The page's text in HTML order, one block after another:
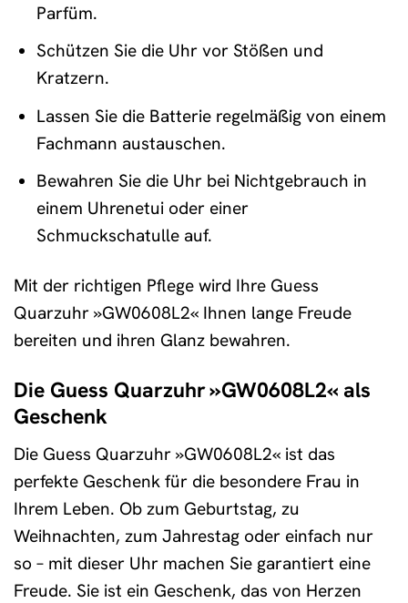
Parfüm.
Schützen Sie die Uhr vor Stößen und
Kratzern.
Lassen Sie die Batterie regelmäßig von einem
Fachmann austauschen.
Bewahren Sie die Uhr bei Nichtgebrauch in
einem Uhrenetui oder einer
Schmuckschatulle auf.
Mit der richtigen Pflege wird Ihre Guess
Quarzuhr »GW0608L2« Ihnen lange Freude
bereiten und ihren Glanz bewahren.
Die Guess Quarzuhr »GW0608L2« als
Geschenk
Die Guess Quarzuhr »GW0608L2« ist das
perfekte Geschenk für die besondere Frau in
Ihrem Leben. Ob zum Geburtstag, zu
Weihnachten, zum Jahrestag oder einfach nur
so – mit dieser Uhr machen Sie garantiert eine
Freude. Sie ist ein Geschenk, das von Herzen